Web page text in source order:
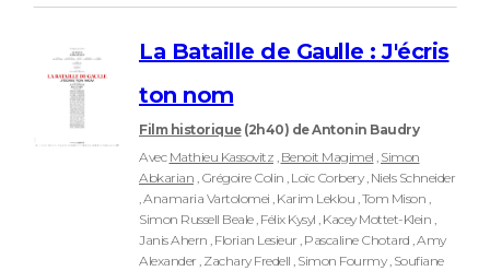
La Bataille de Gaulle : J'écris
ton nom
Film historique (2h40) de Antonin Baudry
Avec Mathieu Kassovitz , Benoit Magimel , Simon
Abkarian , Grégoire Colin , Loïc Corbery , Niels Schneider
, Anamaria Vartolomei , Karim Leklou , Tom Mison ,
Simon Russell Beale , Félix Kysyl , Kacey Mottet-Klein ,
Janis Ahern , Florian Lesieur , Pascaline Chotard , Amy
Alexander , Zachary Fredell , Simon Fourmy , Soufiane